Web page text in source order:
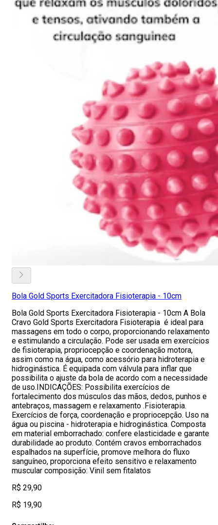
Bola Gold Sports Exercitadora Fisioterapia - 10cm
Bola Gold Sports Exercitadora Fisioterapia - 10cm A Bola
Cravo Gold Sports Exercitadora Fisioterapia é ideal para
massagens em todo o corpo, proporcionando relaxamento
e estimulando a circulação. Pode ser usada em exercícios
de fisioterapia, propriocepção e coordenação motora,
assim como na água, como acessório para hidroterapia e
hidroginástica. É equipada com válvula para inflar que
possibilita o ajuste da bola de acordo com a necessidade
de uso.INDICAÇÕES: Possibilita exercícios de
fortalecimento dos músculos das mãos, dedos, punhos e
antebraços, massagem e relaxamento .Fisioterapia.
Exercícios de força, coordenação e propriocepção. Uso na
água ou piscina - hidroterapia e hidroginástica. Composta
em material emborrachado: confere elasticidade e garante
durabilidade ao produto. Contém cravos emborrachados
espalhados na superfície, promove melhora do fluxo
sanguíneo, proporciona efeito sensitivo e relaxamento
muscular composição: Vinil sem fitalatos
R$ 29,90
R$ 19,90